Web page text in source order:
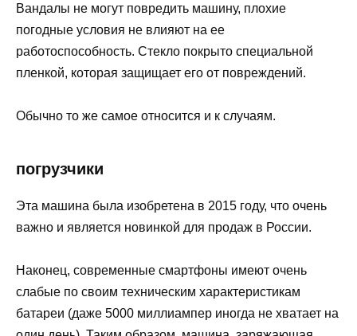
Вандалы не могут повредить машину, плохие
погодные условия не влияют на ее
работоспособность. Стекло покрыто специальной
пленкой, которая защищает его от повреждений.
Обычно то же самое относится и к случаям.
погрузчики
Эта машина была изобретена в 2015 году, что очень
важно и является новинкой для продаж в России.
Наконец, современные смартфоны имеют очень
слабые по своим техническим характеристикам
батареи (даже 5000 миллиампер иногда не хватает на